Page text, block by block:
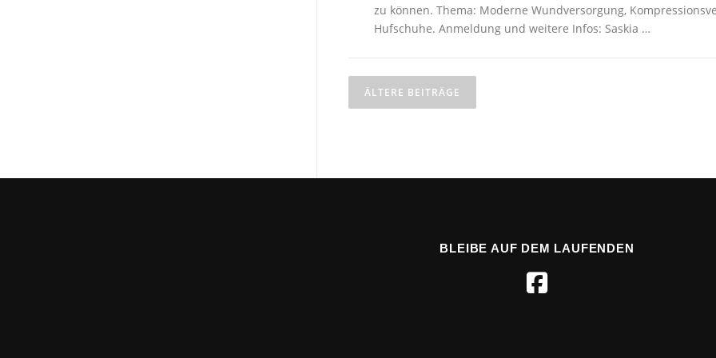
zu können. Thema: Moderne Wundversorgung,
Hufschuhe. Anmeldung und weitere Infos: Saskia …
Beitragsnavigation
ÄLTERE BEITRÄGE
BLEIBE AUF DEM LAUFENDEN